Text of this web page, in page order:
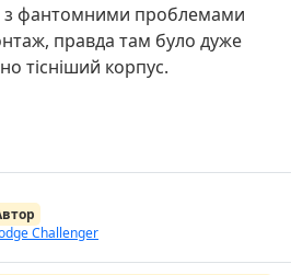
з фантомними проблемами
правда там було дуже
тісніший корпус.
Challenger